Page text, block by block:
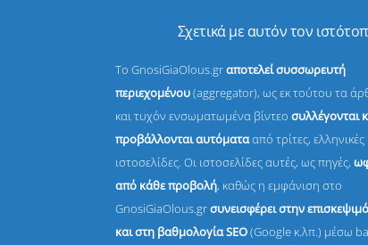
Σχετικά με αυτόν τον
Το GnosiGiaOlous.grαποτελεί συσσωρευτή
περιεχομένου(aggregator), ως εκ τούτου τα
και τυχόν ενσωματωμένα βίντεοσυλλέγονται
προβάλλονται αυτόματααπό τρίτες, ελληνικές
ιστοσελίδες. Οι ιστοσελίδες αυτές, ως πηγές,
από κάθε προβολή, καθώς η εμφάνιση στο
GnosiGiaOlous.grσυνεισφέρει στην
και στη βαθμολογία SEO(Google κ.λπ.) μέσω